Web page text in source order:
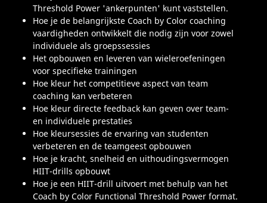
Threshold Power 'ankerpunten' kunt vaststellen.
Hoe je de belangrijkste Coach by Color coaching
vaardigheden ontwikkelt die nodig zijn voor zowel
individuele als groepssessies
Het opbouwen en leveren van wieleroefeningen
voor specifieke trainingen
Hoe kleur het competitieve aspect van team
coaching kan verbeteren
Hoe kleur directe feedback kan geven over team-
en individuele prestaties
Hoe kleursessies de ervaring van studenten
verbeteren en de teamgeest opbouwen
Hoe je kracht, snelheid en uithoudingsvermogen
HIIT-drills opbouwt
Hoe je een HIIT-drill uitvoert met behulp van het
Coach by Color Functional Threshold Power format.